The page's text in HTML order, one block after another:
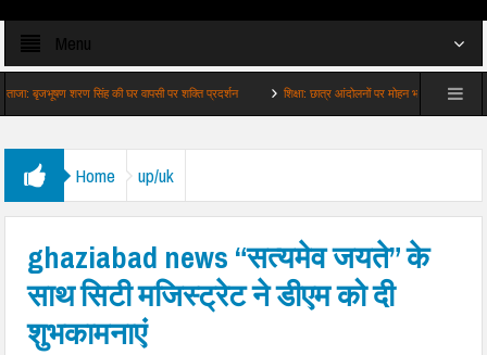
Menu
शरण सिंह की घर वापसी पर शक्ति प्रदर्शन शिक्षा: छात्र आंदोलनों पर मोहन भागवत का सबसे बड़ा बयान
Home up/uk
ghaziabad news “सत्यमेव जयते” के
साथ सिटी मजिस्ट्रेट ने डीएम को दी
शुभकामनाएं